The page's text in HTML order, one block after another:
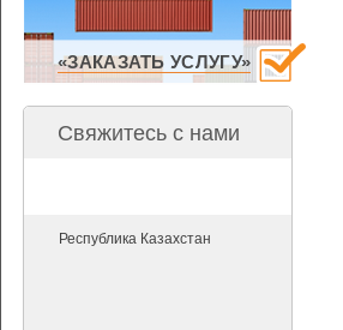
«ЗАКАЗАТЬ УСЛУГУ»
Свяжитесь с нами
Республика Казахстан